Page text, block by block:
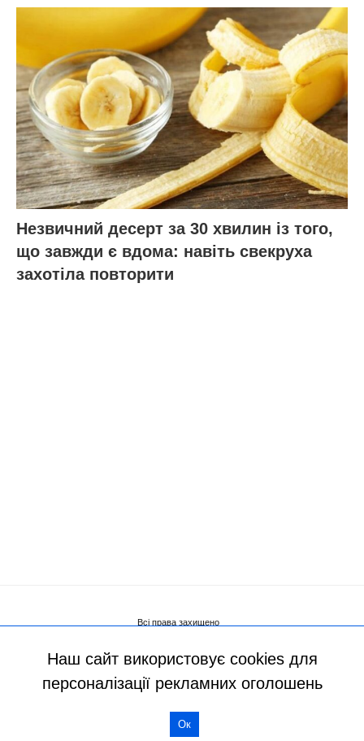
Наш сайт використовує cookies для
персоналізації рекламних оголошень
Ок